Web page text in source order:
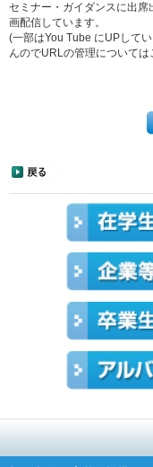
セミナー・ガイダンスに出
画配信しています。
(一部はYou Tube にUPして
んのでURLの管理について